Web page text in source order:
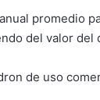
promedio
del valor del
de uso